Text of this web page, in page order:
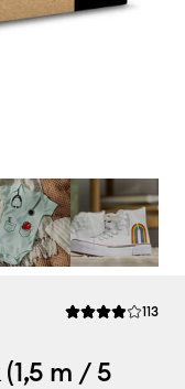
Die 113
m / 5